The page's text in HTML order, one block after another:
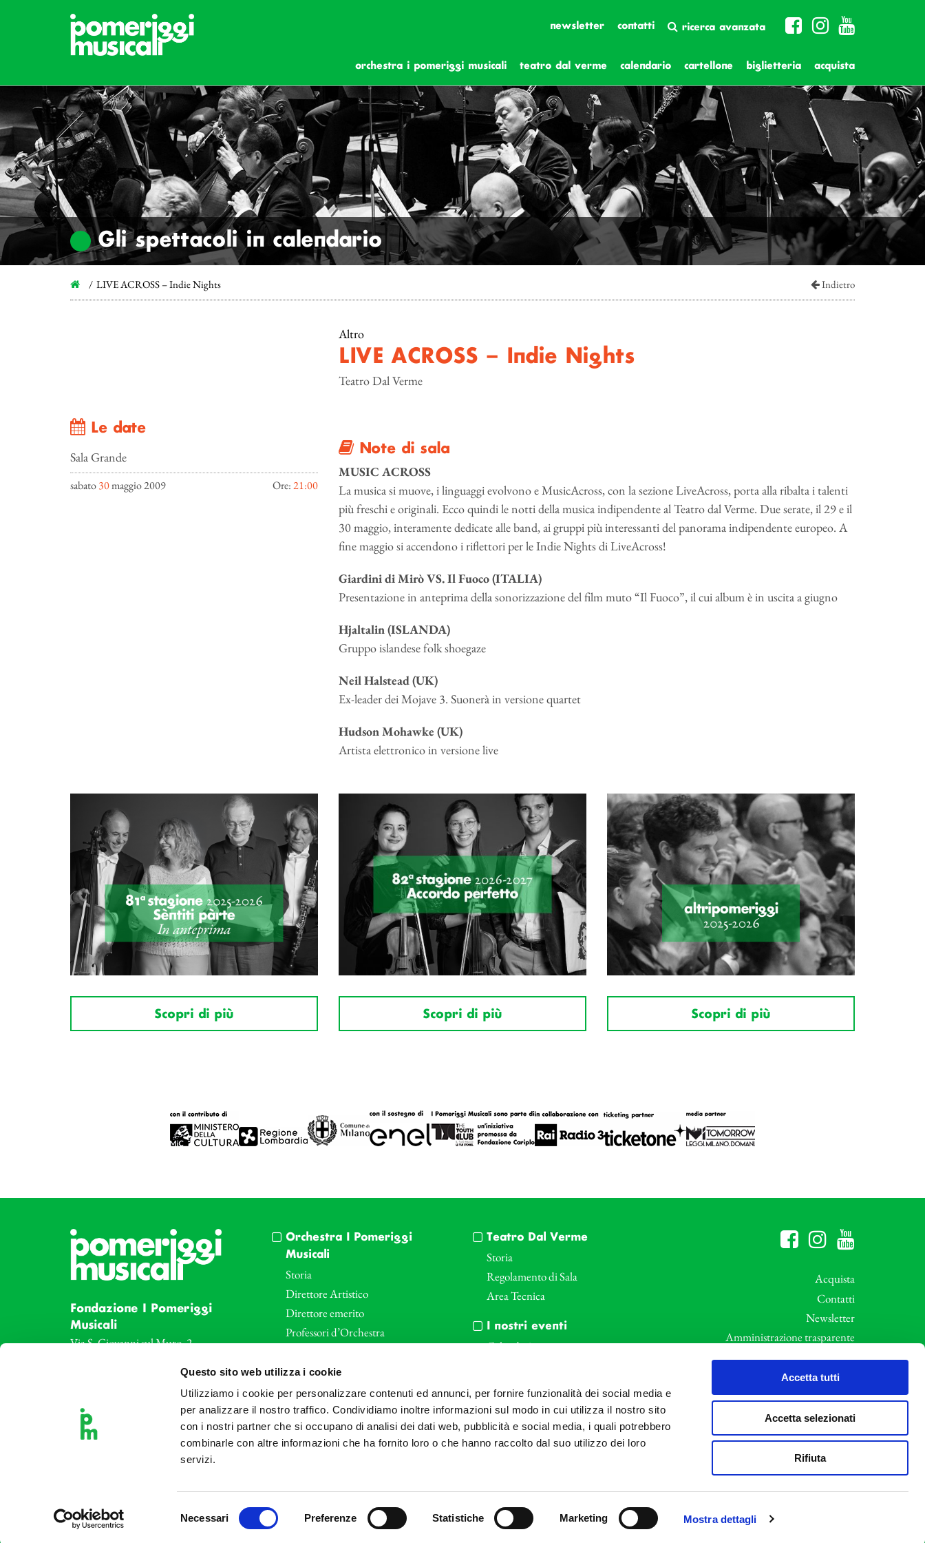
Questo sito web utilizza i cookie
Utilizziamo i cookie per personalizzare contenuti ed annunci, per fornire funzionalità dei social media e
per analizzare il nostro traffico. Condividiamo inoltre informazioni sul modo in cui utilizza il nostro sito
con i nostri partner che si occupano di analisi dei dati web, pubblicità e social media, i quali potrebbero
combinarle con altre informazioni che ha fornito loro o che hanno raccolto dal suo utilizzo dei loro
servizi.
Necessari Preferenze Statistiche Marketing Mostra dettagli
Accetta tutti
Accetta selezionati
Rifiuta
newsletter contatti ricerca avanzata
orchestra i pomeriggi musicali teatro dal verme calendario cartellone biglietteria acquista
Gli spettacoli in calendario
LIVE ACROSS – Indie Nights Indietro
Le date
Sala Grande
sabato30maggio 2009 Ore:21:00
Altro
LIVE ACROSS – Indie Nights
Teatro Dal Verme
Note di sala
MUSIC ACROSS
La musica si muove, i linguaggi evolvono e MusicAcross, con la sezione LiveAcross, porta alla ribalta i talenti
più freschi e originali. Ecco quindi le notti della musica indipendente al Teatro dal Verme. Due serate, il 29 e il
30 maggio, interamente dedicate alle band, ai gruppi più interessanti del panorama indipendente europeo. A
fine maggio si accendono i riflettori per le Indie Nights di LiveAcross!
Giardini di Mirò VS. Il Fuoco (ITALIA)
Presentazione in anteprima della sonorizzazione del film muto “Il Fuoco”, il cui album è in uscita a giugno
Hjaltalin (ISLANDA)
Gruppo islandese folk shoegaze
Neil Halstead (UK)
Ex-leader dei Mojave 3. Suonerà in versione quartet
Hudson Mohawke (UK)
Artista elettronico in versione live
Scopri di più Scopri di più Scopri di più
Fondazione I Pomeriggi
Musicali
Via S. Giovanni sul Muro, 2
Tel: +39 02 87905
Teatro Dal Verme
Via S. Giovanni sul Muro, 2
Orchestra I Pomeriggi
Musicali
Storia
Direttore Artistico
Direttore emerito
Professori d’Orchestra
Le sale
Art Bonus
Teatro Dal Verme
Storia
Regolamento di Sala
Area Tecnica
I nostri eventi
Calendario
Biglietteria
Archivio Fotografico
Acquista
Contatti
Newsletter
Amministrazione trasparente
Whistleblowing
Privacy e Cookie Policy
Informative Privacy
Area riservata
Credits